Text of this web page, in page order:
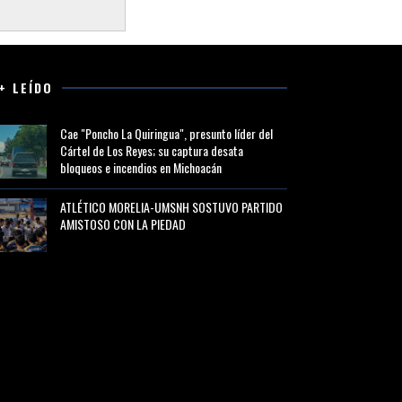
LEÍDO
Cae "Poncho La Quiringua", presunto líder del
Cártel de Los Reyes; su captura desata
bloqueos e incendios en Michoacán
ATLÉTICO MORELIA-UMSNH SOSTUVO PARTIDO
AMISTOSO CON LA PIEDAD